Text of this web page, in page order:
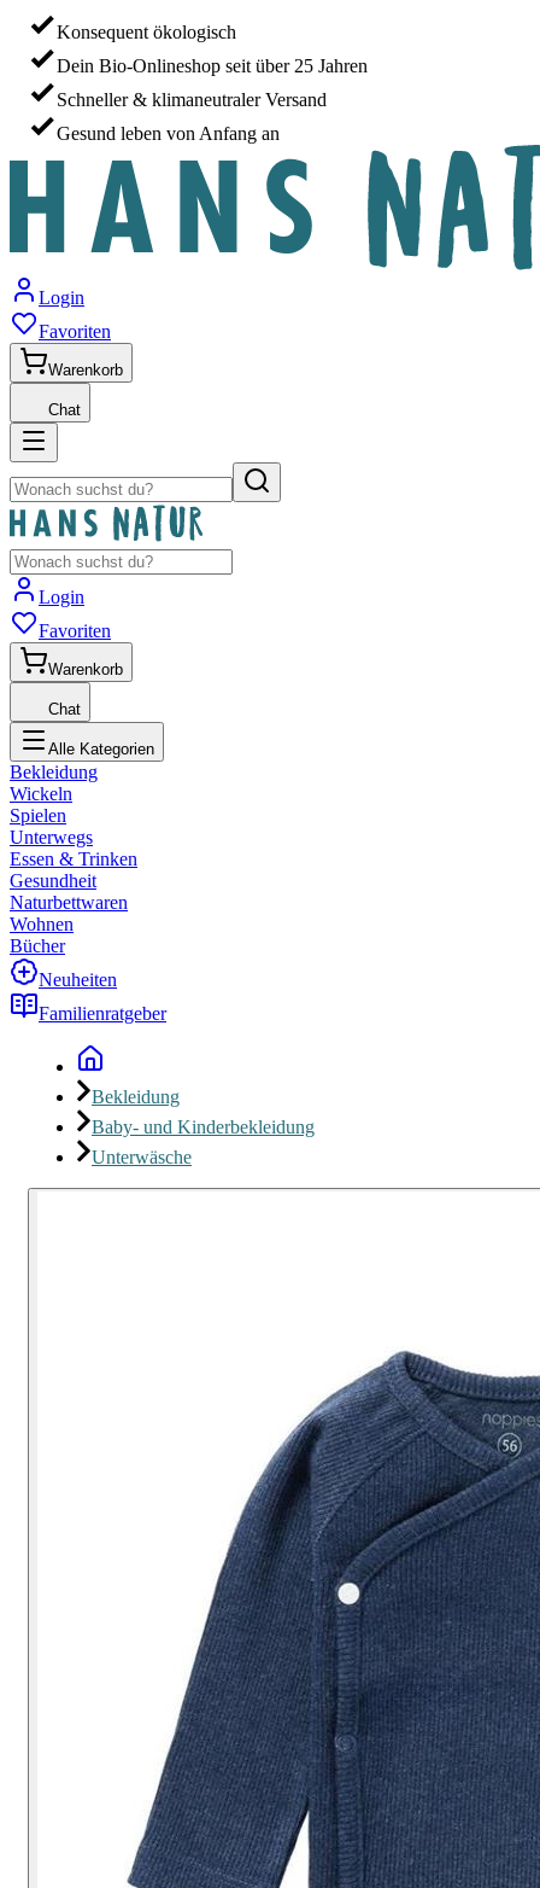
Konsequent ökologisch
Dein Bio-Onlineshop seit über 25 Jahren
Schneller & klimaneutraler Versand
Gesund leben von Anfang an
Login
Favoriten
Warenkorb
Chat
Login
Favoriten
Warenkorb
Chat
Alle Kategorien
Bekleidung
Wickeln
Spielen
Unterwegs
Essen & Trinken
Gesundheit
Naturbettwaren
Wohnen
Bücher
Neuheiten
Familienratgeber
Bekleidung
Baby- und Kinderbekleidung
Unterwäsche